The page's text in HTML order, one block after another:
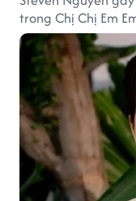
trong Chị Chị Em